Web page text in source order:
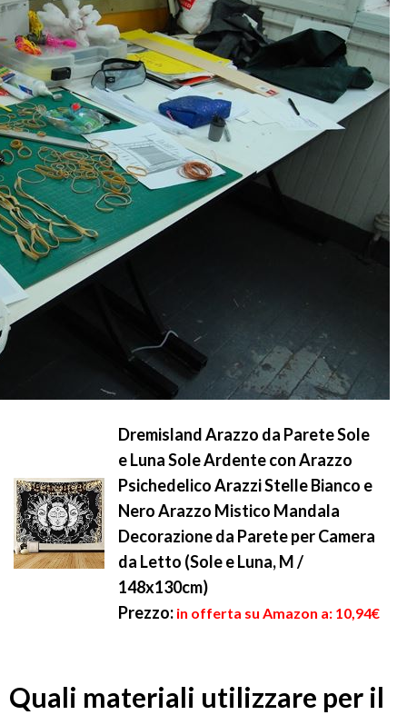
Dremisland Arazzo da Parete Sole
e Luna Sole Ardente con Arazzo
Psichedelico Arazzi Stelle Bianco e
Nero Arazzo Mistico Mandala
Decorazione da Parete per Camera
da Letto (Sole e Luna, M /
148x130cm)
Prezzo: in offerta su Amazon a: 10,94€
Quali materiali utilizzare per il